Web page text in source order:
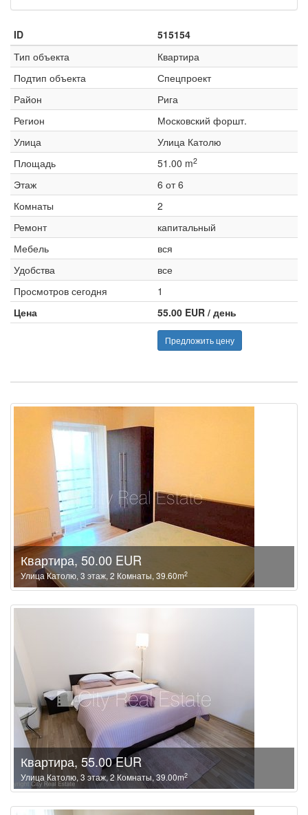
ID
515154
Тип объекта
Квартира
Подтип объекта
Спецпроект
Район
Рига
Регион
Московский форшт.
Улица
Улица Католю
Площадь
51.00 m2
Этаж
6 от 6
Комнаты
2
Ремонт
капитальный
Мебель
вся
Удобства
все
Просмотров сегодня
1
Цена
55.00 EUR / день
Предложить цену
Квартира, 50.00 EUR
Улица Католю, 3 этаж, 2 Комнаты, 39.60m2
Квартира, 55.00 EUR
Улица Католю, 3 этаж, 2 Комнаты, 39.00m2